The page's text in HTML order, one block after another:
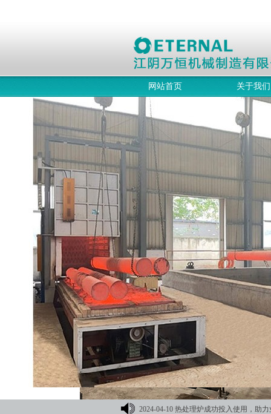
网站首页 关于我们
2024-04-10 热处理炉成功投入使用，助